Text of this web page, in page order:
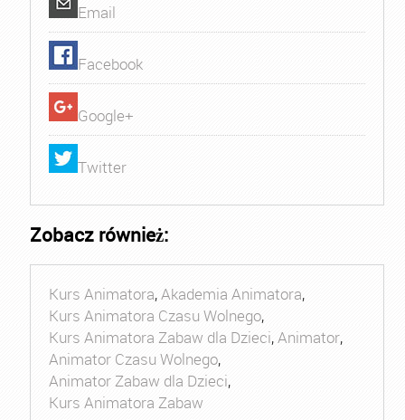
Email
Facebook
Google+
Twitter
Zobacz również:
Kurs Animatora,Akademia Animatora,
Kurs Animatora Czasu Wolnego,
Kurs Animatora Zabaw dla Dzieci,Animator,
Animator Czasu Wolnego,
Animator Zabaw dla Dzieci,
Kurs Animatora Zabaw